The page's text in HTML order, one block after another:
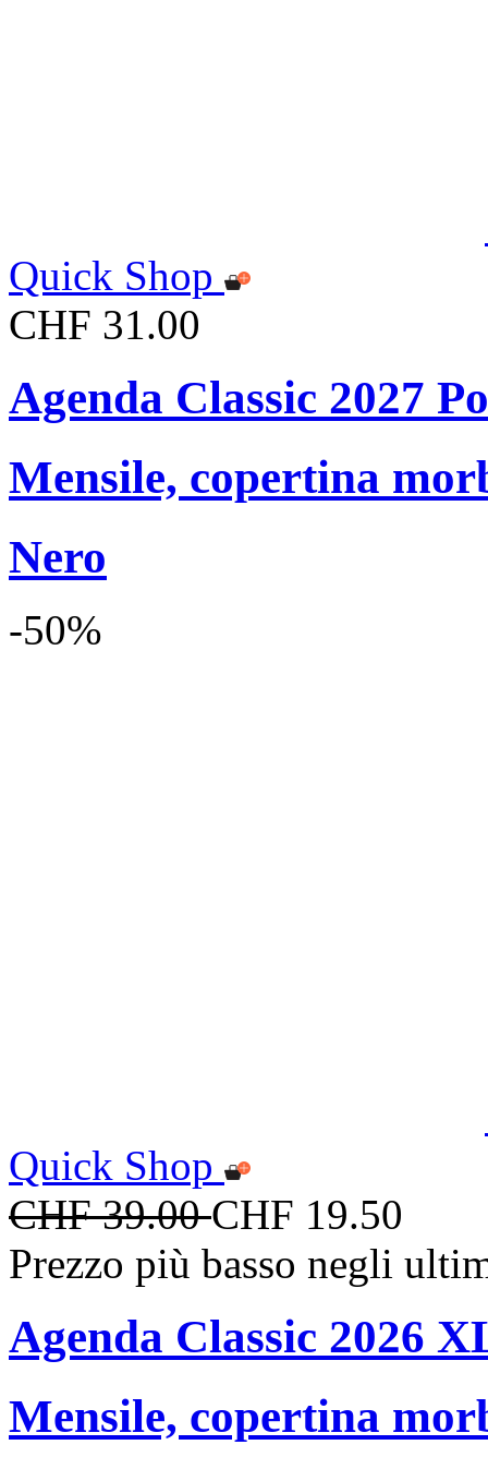
Quick Shop
CHF 31.00
Agenda Classic 2027
Mensile, copertina
Nero
-50%
Quick Shop
CHF 39.00CHF 19.50
Prezzo più basso negli
Agenda Classic 2026
Mensile, copertina